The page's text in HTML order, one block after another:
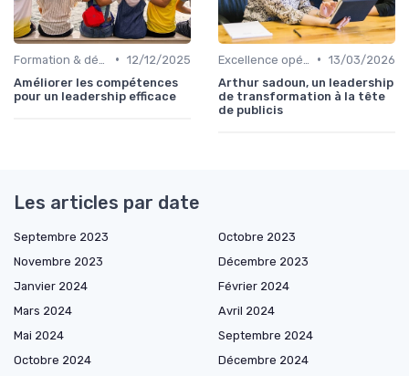
• 12/12/2025
Améliorer les compétences
pour un leadership efficace
• 13/03/2026
Arthur sadoun, un leadership
de transformation à la tête
de publicis
Les articles par date
Septembre 2023
Octobre 2023
Novembre 2023
Décembre 2023
Janvier 2024
Février 2024
Mars 2024
Avril 2024
Mai 2024
Septembre 2024
Octobre 2024
Décembre 2024